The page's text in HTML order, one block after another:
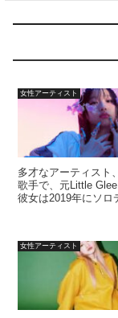
女性アーティスト
多才なアーティスト
歌手で、元Little
彼女は2019年にソロ
女性アーティスト